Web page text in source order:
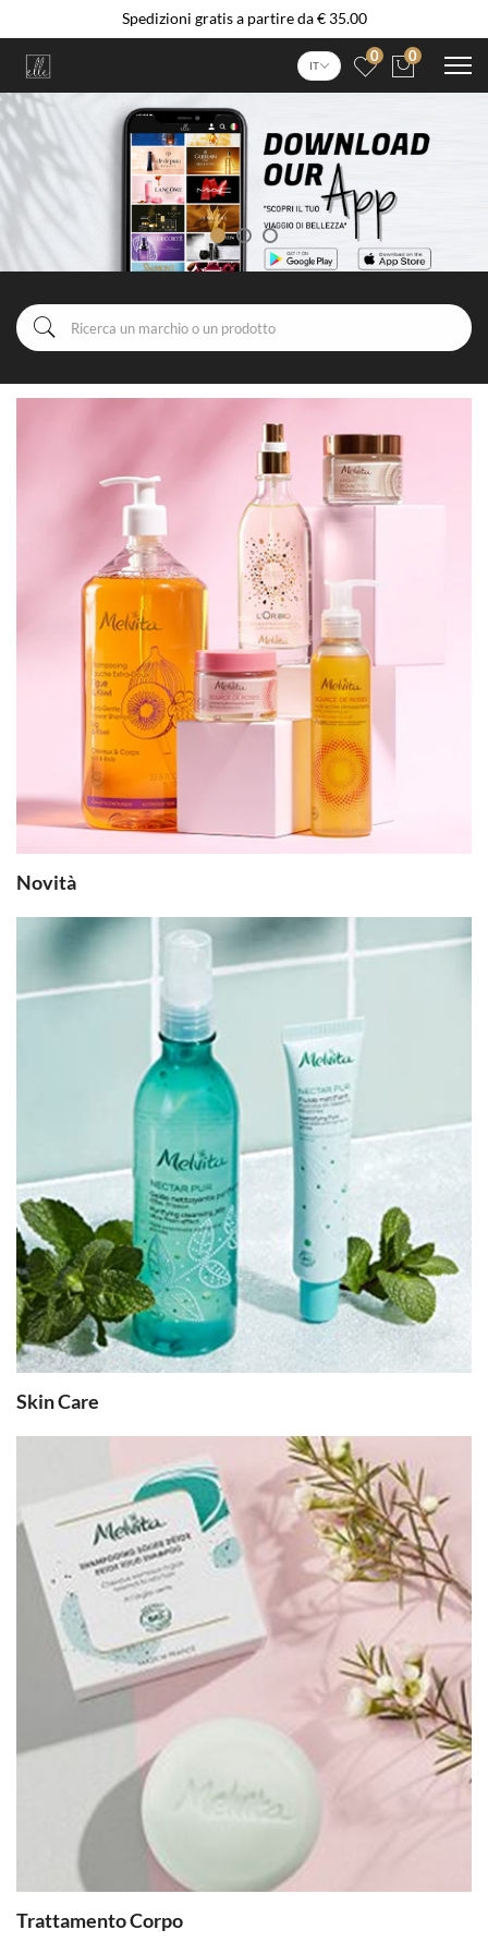
Spedizioni gratis a partire da € 35.00
IT
0 0
Novità
Skin Care
Trattamento Corpo